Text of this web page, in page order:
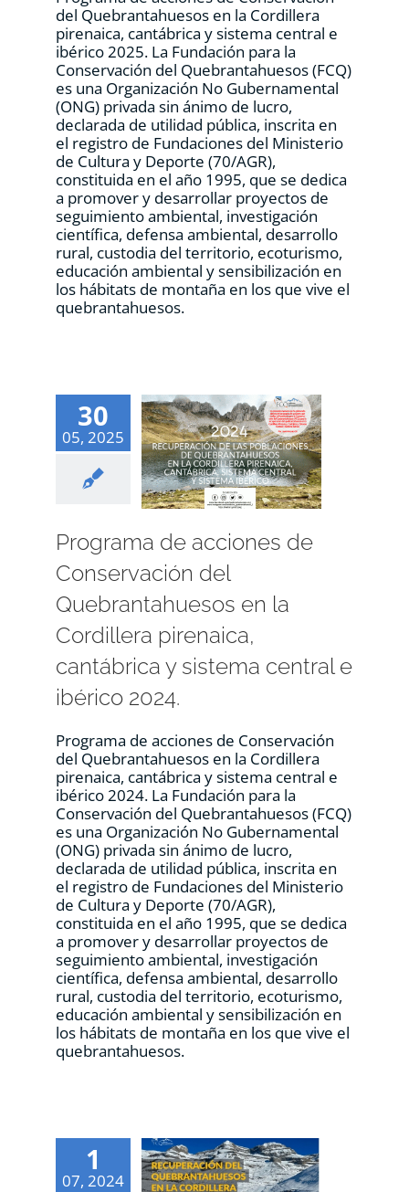
del Quebrantahuesos en la Cordillera
pirenaica, cantábrica y sistema central e
ibérico 2025. La Fundación para la
Conservación del Quebrantahuesos (FCQ)
es una Organización No Gubernamental
(ONG) privada sin ánimo de lucro,
declarada de utilidad pública, inscrita en
el registro de Fundaciones del Ministerio
de Cultura y Deporte (70/AGR),
constituida en el año 1995, que se dedica
a promover y desarrollar proyectos de
seguimiento ambiental, investigación
científica, defensa ambiental, desarrollo
rural, custodia del territorio, ecoturismo,
educación ambiental y sensibilización en
los hábitats de montaña en los que vive el
quebrantahuesos.
30
05, 2025
Programa de acciones de
Conservación del
Quebrantahuesos en la
Cordillera pirenaica,
cantábrica y sistema central e
ibérico 2024.
Programa de acciones de Conservación
del Quebrantahuesos en la Cordillera
pirenaica, cantábrica y sistema central e
ibérico 2024. La Fundación para la
Conservación del Quebrantahuesos (FCQ)
es una Organización No Gubernamental
(ONG) privada sin ánimo de lucro,
declarada de utilidad pública, inscrita en
el registro de Fundaciones del Ministerio
de Cultura y Deporte (70/AGR),
constituida en el año 1995, que se dedica
a promover y desarrollar proyectos de
seguimiento ambiental, investigación
científica, defensa ambiental, desarrollo
rural, custodia del territorio, ecoturismo,
educación ambiental y sensibilización en
los hábitats de montaña en los que vive el
quebrantahuesos.
1
07, 2024